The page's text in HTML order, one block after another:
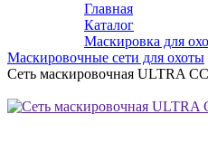
Главная
Каталог
Маскировка для
Маскировочные сети для охоты
Сеть маскировочная ULTRA